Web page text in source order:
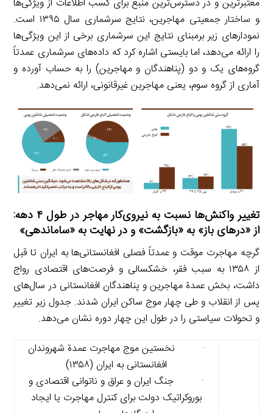
معتبرترین و در دسترس‌ترین منبع برای کسب اطلاعات از ویژگی‌ها
و ساختار جمعیتی مهاجرین، نتایج سرشماری سال ۱۳۹۵ است.
نمودارهای زیر برمبنای نتایج این سرشماری برخی از این ویژگی‌ها
را ارائه می‌دهد، اما بایستی اشاره کرد که داده‌های سرشماری عمدتاً
گروه‌های یک و دو (پناهندگان و مهاجرین) را به حساب آورده و
آماری از گروه سوم، یعنی مهاجرین غیرقانونی، ارائه نمی‌دهد.
تغییر واکنش‌ها نسبت به نیروی‌کار مهاجر در طول ۴ دهه:
از «درهای باز» به «بازگشت» و در نهایت به «ساماندهی»
گرچه مهاجرت موقت و عمدتاً فصلی افغانستانی‌ها به ایران تا قبل
از ۱۳۵۸ به سبب فقر، خشکسالی و فرصت‌های اقتصادی رواج
داشت، بخش عمدة مهاجرین و پناهندگان افغانستانی در سال‌های
پس از انقلاب و طی چهار موج ساکن ایران شدند. جدول زیر تغییر
و تحولات سیاستی را در طول این چهار دوره نشان می‌دهد.
· نخستین موج مهاجرت عمدة شهروندان
افغانستانی به ایران (۱۳۵۸)
· جنگ ایران و عراق و ناتوانی اقتصادی و
بوروکراتیک دولت برای کنترل مهاجرت یا ایجاد